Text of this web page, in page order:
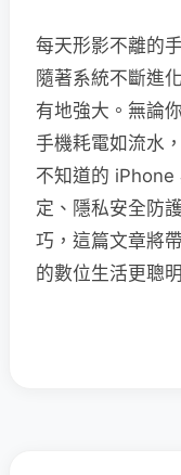
每天形影不離的
隨著系統不斷進
有地強大。無論
手機耗電如流水
不知道的 iPhone
定、隱私安全防
巧，這篇文章將
的數位生活更聰